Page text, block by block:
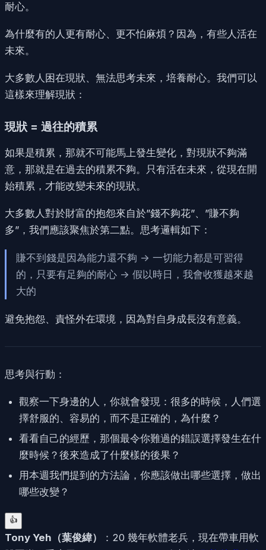
耐心。
為什麼有的人更有耐心、更不怕麻煩？因為，有些人活在
未來。
大多數人困在現狀、無法思考未來，培養耐心。我們可以
這樣來理解現狀：
現狀 = 過往的積累
如果是積累，那就不可能馬上發生變化，對現狀不夠滿
意，那就是在過去的積累不夠。只有活在未來，從現在開
始積累，才能改變未來的現狀。
大多數人對於財富的抱怨來自於”錢不夠花”、”賺不夠
多”，我們應該聚焦於第二點。思考邏輯如下：
賺不到錢是因為能力還不夠 -> 一切能力都是可習得
的，只要有足夠的耐心 -> 假以時日，我會收獲越來越
大的
避免抱怨、責怪外在環境，因為對自身成長沒有意義。
思考與行動：
觀察一下身邊的人，你就會發現：很多的時候，人們選
擇舒服的、容易的，而不是正確的，為什麼？
看看自己的經歷，那個最令你難過的錯誤選擇發生在什
麼時候？後來造成了什麼樣的後果？
用本週我們提到的方法論，你應該做出哪些選擇，做出
哪些改變？
👍
Tony Yeh （葉俊緯）
：20 幾年軟體老兵，現在帶車用軟